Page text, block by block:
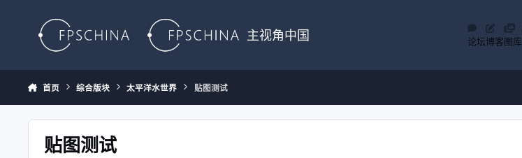
主视角中国 论坛博客图库
首页 综合版块 太平洋水世界 贴图测试
贴图测试